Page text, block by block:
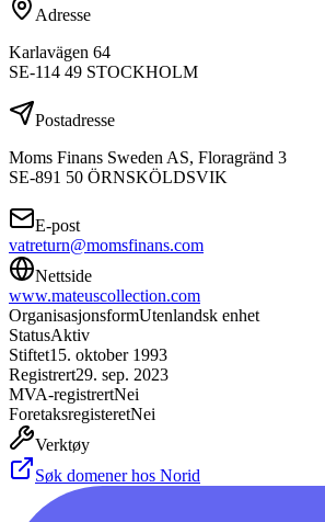
Adresse
Karlavägen 64
SE-114 49 STOCKHOLM
Postadresse
Moms Finans Sweden AS, Floragränd 3
SE-891 50 ÖRNSKÖLDSVIK
E-post
vatreturn@momsfinans.com
Nettside
www.mateuscollection.com
OrganisasjonsformUtenlandsk enhet
StatusAktiv
Stiftet15. oktober 1993
Registrert29. sep. 2023
MVA-registrertNei
ForetaksregisteretNei
Verktøy
Søk domener hos Norid